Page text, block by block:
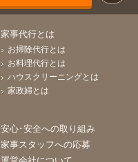
家事代行とは
お掃除代行とは
お料理代行とは
ハウスクリーニングとは
家政婦とは
安心･安全への取り組み
家事スタッフへの応募